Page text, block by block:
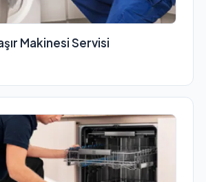
Makinesi Servisi